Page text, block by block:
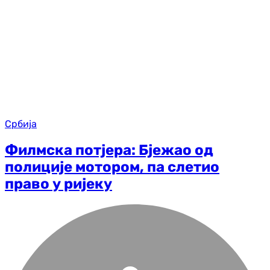
Србија
Филмска потјера: Бјежао од
полиције мотором, па слетио
право у ријеку